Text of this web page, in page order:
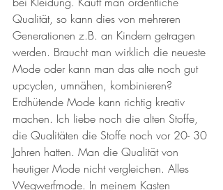
Qualität, so kann dies von mehreren
Generationen z.B. an Kindern getragen
werden. Braucht man wirklich die neueste
Mode oder kann man das alte noch gut
upcyclen, umnähen, kombinieren?
Erdhütende Mode kann richtig kreativ
machen. Ich liebe noch die alten Stoffe,
die Qualitäten die Stoffe noch vor 20- 30
Jahren hatten. Man die Qualität von
heutiger Mode nicht vergleichen. Alles
Wegwerfmode. In meinem Kasten